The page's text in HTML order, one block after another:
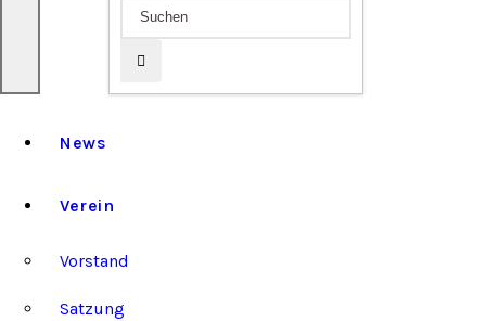
News
Verein
Vorstand
Satzung